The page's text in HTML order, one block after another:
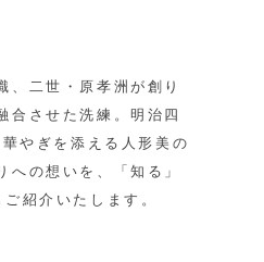
、二世・原孝洲が創り
合させた洗練。明治四
やぎを添える人形美の
の想いを、「知る」
紹介いたします。